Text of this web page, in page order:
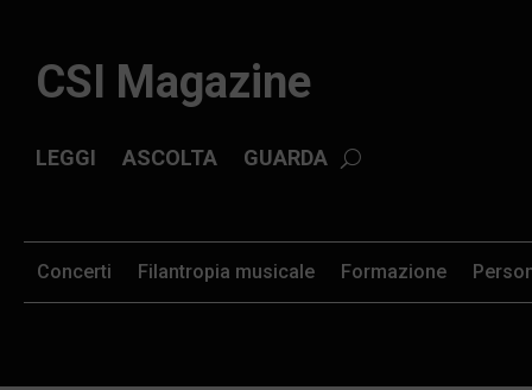
CSI Magazine
ASCOLTA GUARDA
LEGGI
Formazione
Concerti Filantropia musicale